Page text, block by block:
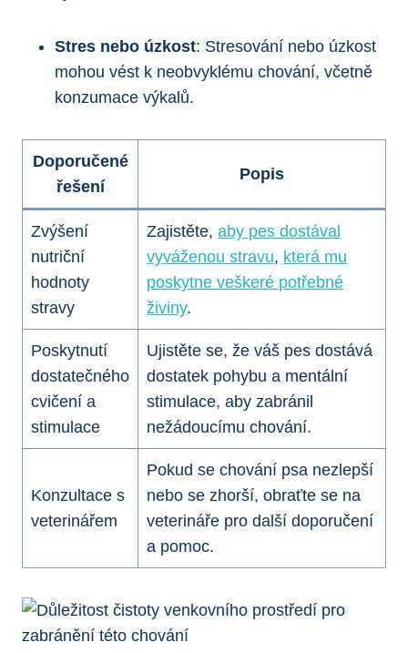
Stres nebo úzkost: Stresování nebo úzkost
mohou vést k neobvyklému chování, včetně
konzumace výkalů.
Doporučené
řešení
Popis
Zvýšení
nutriční
hodnoty
stravy
Zajistěte, aby pes dostával
vyváženou stravu, která mu
poskytne veškeré potřebné
živiny.
Poskytnutí
dostatečného
cvičení a
stimulace
Ujistěte se, že váš pes dostává
dostatek pohybu a mentální
stimulace, aby zabránil
nežádoucímu chování.
Konzultace s
veterinářem
Pokud se chování psa nezlepší
nebo se zhorší, obraťte se na
veterináře pro další doporučení
a pomoc.